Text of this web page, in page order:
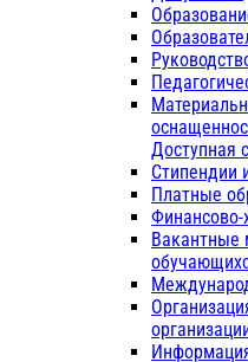
Доступная
Стипендии
Платные
Финансово-
Вакантные